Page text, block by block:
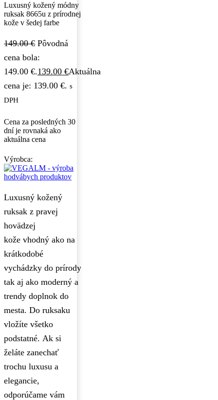
Luxusný kožený módny
ruksak 8665u z prírodnej
kože v šedej farbe
149.00€ Pôvodná
cena bola:
149.00 €.139.00 €Aktuálna
cena je: 139.00 €. s
DPH
Cena za posledných 30
dní je rovnaká ako
aktuálna cena
Výrobca:
Luxusný kožený
ruksak z pravej
hovädzej
kože vhodný ako na
krátkodobé
vychádzky do prírody
tak aj ako moderný a
trendy doplnok do
mesta. Do ruksaku
vložíte všetko
podstatné. Ak si
želáte zanechať
trochu luxusu a
elegancie,
odporúčame vám